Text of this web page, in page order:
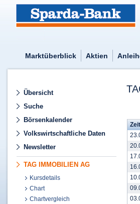
Marktüberblick Aktien
Übersicht
Suche
Börsenkalender
Volkswirtschaftliche Daten
Newsletter
TAG IMMOBILIEN AG
Kursdetails
Chart
Chartvergleich
Zeit